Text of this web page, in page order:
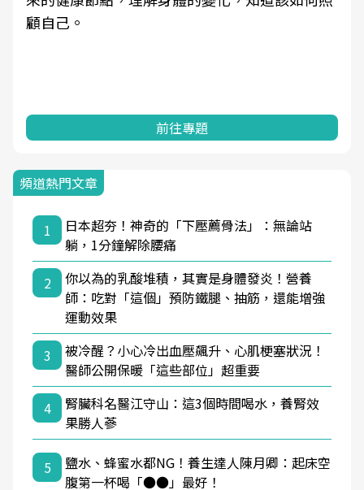
顧自己。
前往專題
頻道熱門文章
1
日本超夯！神奇的「下壓薦骨法」：無論站
躺，1分鐘解除腰痛
2
你以為的乳酸堆積，其實是身體發炎！營養
師：吃對「這個」預防鐵腿、抽筋，還能增強
運動效果
3
被冷醒？小心冷出血壓飆升、心肌梗塞狀況！
醫師公開保暖「這些部位」超重要
4
腎臟科名醫江守山：這3個時間喝水，養腎效
果勝人蔘
5
鹽水、蜂蜜水都NG！養生達人陳月卿：起床空
腹第一杯喝「●●」最好！